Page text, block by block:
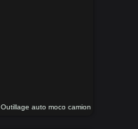
Outillage auto moco camion